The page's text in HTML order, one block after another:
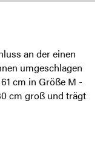
an der einen
umgeschlagen
cm in Größe M -
cm groß und trägt